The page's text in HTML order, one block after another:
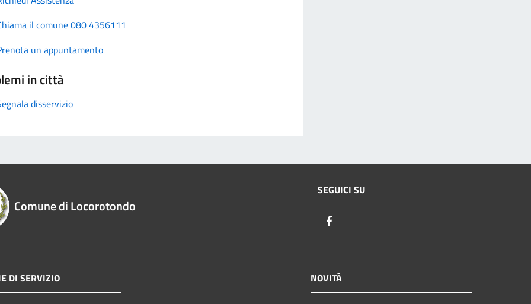
il comune 080 4356111
un appuntamento
in città
disservizio
Comune di Locorotondo
SEGUICI SU
DI SERVIZIO NOVITÀ